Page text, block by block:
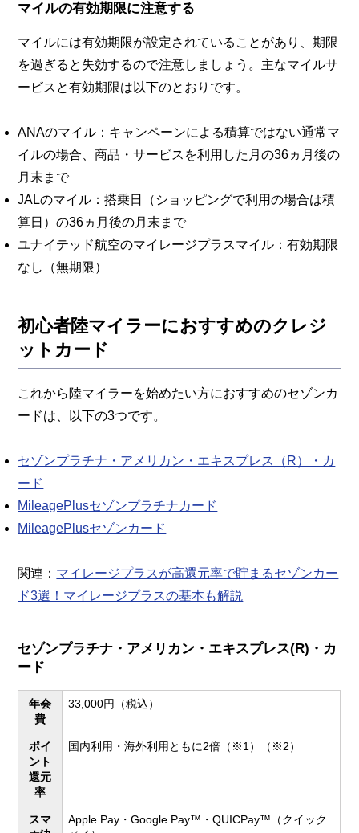
マイルの有効期限に注意する
マイルには有効期限が設定されていることがあり、期限
を過ぎると失効するので注意しましょう。主なマイルサ
ービスと有効期限は以下のとおりです。
ANAのマイル：キャンペーンによる積算ではない通常マ
イルの場合、商品・サービスを利用した月の36ヵ月後の
月末まで
JALのマイル：搭乗日（ショッピングで利用の場合は積
算日）の36ヵ月後の月末まで
ユナイテッド航空のマイレージプラスマイル：有効期限
なし（無期限）
初心者陸マイラーにおすすめのクレジ
ットカード
これから陸マイラーを始めたい方におすすめのセゾンカ
ードは、以下の3つです。
セゾンプラチナ・アメリカン・エキスプレス（R）・カ
ード
MileagePlusセゾンプラチナカード
MileagePlusセゾンカード
関連： マイレージプラスが高還元率で貯まるセゾンカー
ド3選！マイレージプラスの基本も解説
セゾンプラチナ・アメリカン・エキスプレス(R)・カ
ード
年会
費
33,000円（税込）
ポイ
ント
還元
率
国内利用・海外利用ともに2倍（※1）（※2）
スマ
Apple Pay・Google Pay™・QUICPay™（クイック